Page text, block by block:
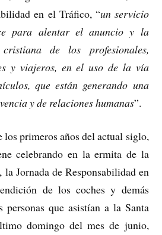
en el Tráfico, “un servicio
para alentar el anuncio y la
de los profesionales,
y viajeros, en el uso de la vía
que están generando una
y de relaciones humanas”.
los primeros años del actual siglo,
celebrando en la ermita de la
Jornada de Responsabilidad en
de los coches y demás
personas que asistían a la Santa
domingo del mes de junio,